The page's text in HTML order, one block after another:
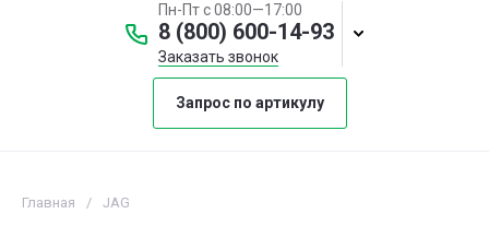
Пн-Пт с 08:00—17:00
8 (800) 600-14-93
Заказать звонок
Запрос по артикулу
Главная / JAG